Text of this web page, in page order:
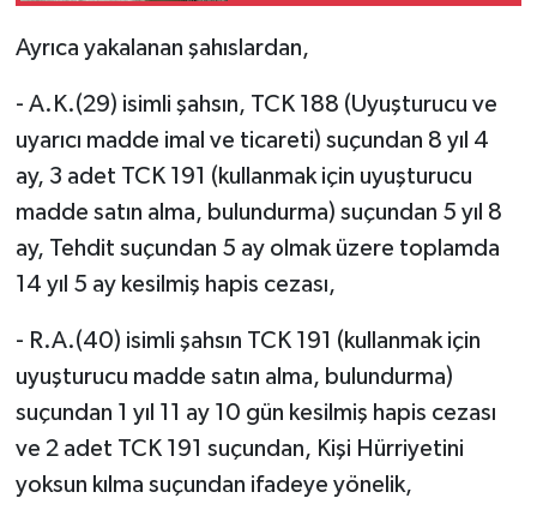
Ayrıca yakalanan şahıslardan,
- A.K.(29) isimli şahsın, TCK 188 (Uyuşturucu ve
uyarıcı madde imal ve ticareti) suçundan 8 yıl 4
ay, 3 adet TCK 191 (kullanmak için uyuşturucu
madde satın alma, bulundurma) suçundan 5 yıl 8
ay, Tehdit suçundan 5 ay olmak üzere toplamda
14 yıl 5 ay kesilmiş hapis cezası,
- R.A.(40) isimli şahsın TCK 191 (kullanmak için
uyuşturucu madde satın alma, bulundurma)
suçundan 1 yıl 11 ay 10 gün kesilmiş hapis cezası
ve 2 adet TCK 191 suçundan, Kişi Hürriyetini
yoksun kılma suçundan ifadeye yönelik,